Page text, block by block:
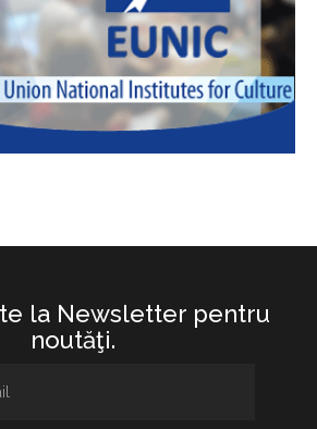
la Newsletter pentru
noutăţi.